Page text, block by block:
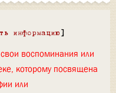
информацию ]
воспоминания или
которому посвящена
или